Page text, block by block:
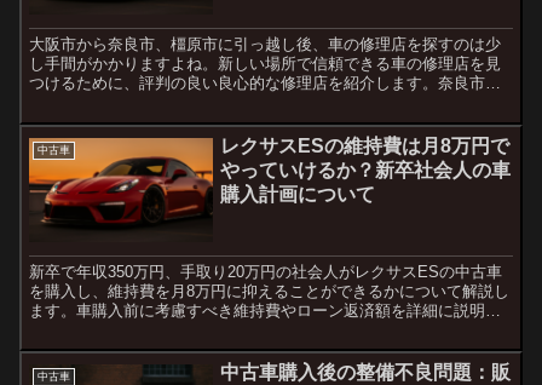
大阪市から奈良市、橿原市に引っ越し後、車の修理店を探すのは少
し手間がかかりますよね。新しい場所で信頼できる車の修理店を見
つけるために、評判の良い良心的な修理店を紹介します。奈良市で
か...
中古車
レクサスESの維持費は月8万円で
やっていけるか？新卒社会人の車
購入計画について
新卒で年収350万円、手取り20万円の社会人がレクサスESの中古車
を購入し、維持費を月8万円に抑えることができるかについて解説し
ます。車購入前に考慮すべき維持費やローン返済額を詳細に説明し
中古車
中古車購入後の整備不良問題：販